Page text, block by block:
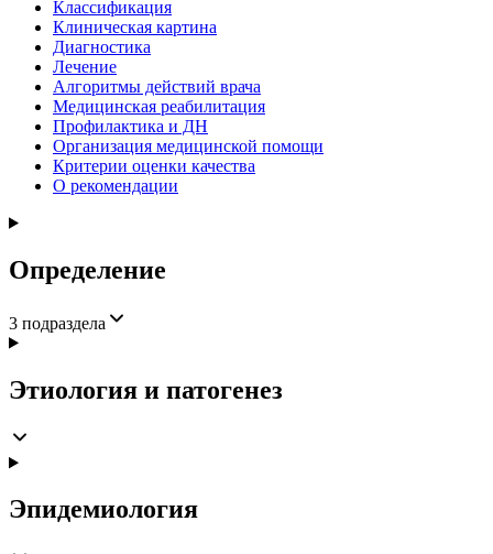
Классификация
Клиническая картина
Диагностика
Лечение
Алгоритмы действий врача
Медицинская реабилитация
Профилактика и ДН
Организация медицинской помощи
Критерии оценки качества
О рекомендации
Определение
3 подраздела
Этиология и патогенез
Эпидемиология